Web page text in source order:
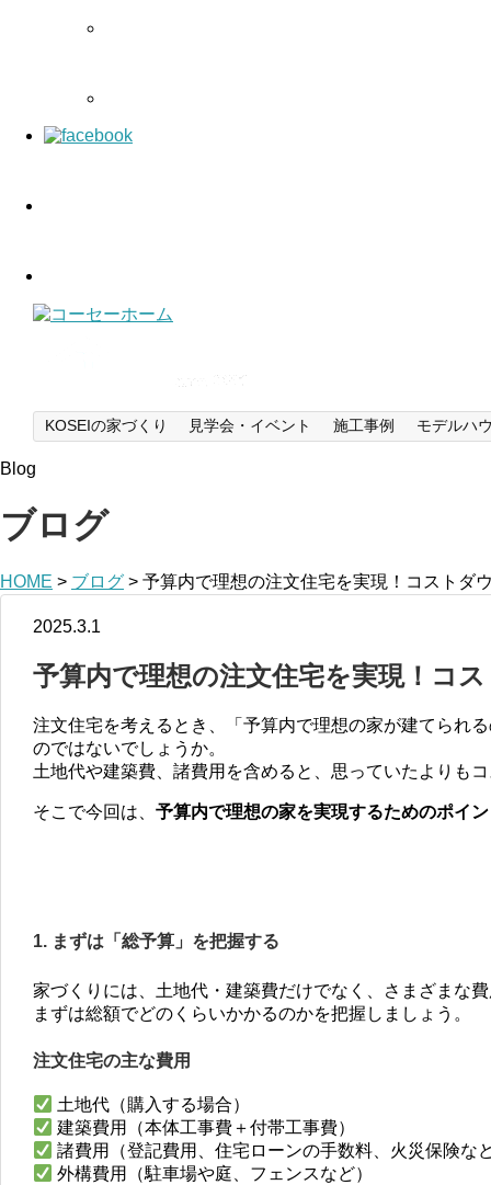
KOSEIの家づくり 見学会・イベント 施工事例 モデルハ
Blog
ブログ
HOME > ブログ > 予算内で理想の注文住宅を実現！コストダ
2025.3.1
予算内で理想の注文住宅を実現！コ
注文住宅を考えるとき、「予算内で理想の家が建てられ
のではないでしょうか。
土地代や建築費、諸費用を含めると、思っていたよりも
そこで今回は、 予算内で理想の家を実現するためのポイ
1. まずは「総予算」を把握する
家づくりには、土地代・建築費だけでなく、さまざまな
まずは総額でどのくらいかかるのかを把握しましょう。
注文住宅の主な費用
土地代（購入する場合）
建築費用（本体工事費＋付帯工事費）
諸費用（登記費用、住宅ローンの手数料、火災保険な
外構費用（駐車場や庭、フェンスなど）